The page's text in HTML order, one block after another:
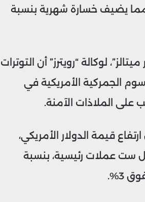
3348.60 دولار للأوقية، مما يضيف خسارة شهرية بنسبة
لوكالة “رويترز” أن التوترات
الجمركية الأمريكية في
الملاذات الآمنة.
قيمة الدولار الأمريكي،
ست عملات رئيسية، بنسبة